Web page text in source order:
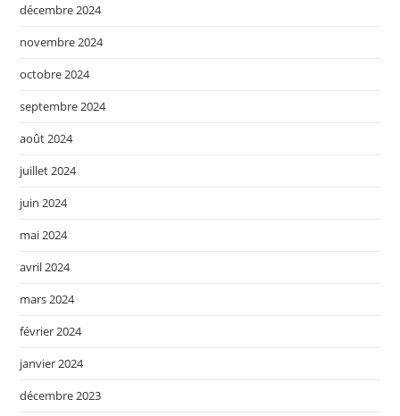
décembre 2024
novembre 2024
octobre 2024
septembre 2024
août 2024
juillet 2024
juin 2024
mai 2024
avril 2024
mars 2024
février 2024
janvier 2024
décembre 2023